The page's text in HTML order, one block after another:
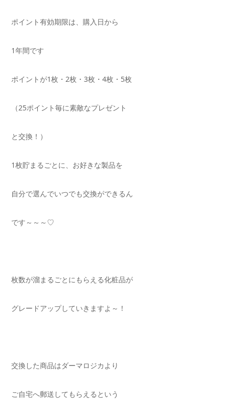
ポイント有効期限は、購入日から
1年間です
ポイントが1枚・2枚・3枚・4枚・5枚
（25ポイント毎に素敵なプレゼント
と交換！）
1枚貯まるごとに、お好きな製品を
自分で選んでいつでも交換ができるん
です～～～♡
枚数が溜まるごとにもらえる化粧品が
グレードアップしていきますよ～！
交換した商品はダーマロジカより
ご自宅へ郵送してもらえるという